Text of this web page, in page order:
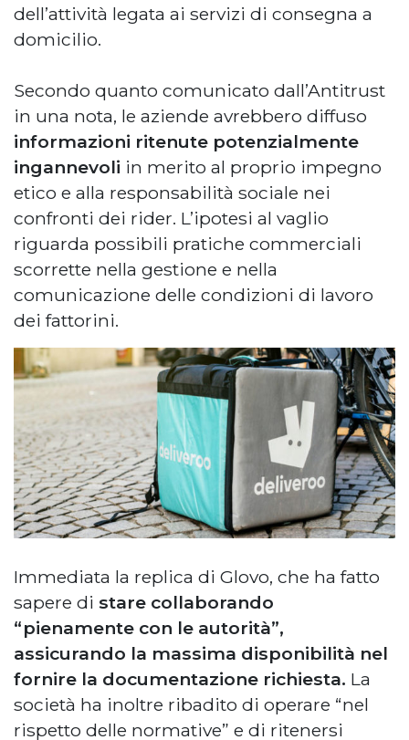
dell’attività legata ai servizi di consegna a
domicilio.
Secondo quanto comunicato dall’Antitrust
in una nota, le aziende avrebbero diffuso
informazioni ritenute potenzialmente
ingannevoli in merito al proprio impegno
etico e alla responsabilità sociale nei
confronti dei rider. L’ipotesi al vaglio
riguarda possibili pratiche commerciali
scorrette nella gestione e nella
comunicazione delle condizioni di lavoro
dei fattorini.
Immediata la replica di Glovo, che ha fatto
sapere di stare collaborando
“pienamente con le autorità”,
assicurando la massima disponibilità nel
fornire la documentazione richiesta. La
società ha inoltre ribadito di operare “nel
rispetto delle normative” e di ritenersi